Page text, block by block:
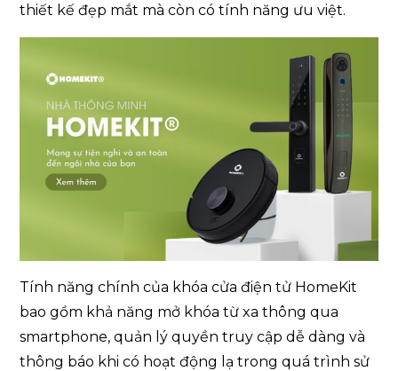
thiết kế đẹp mắt mà còn có tính năng ưu việt.
Tính năng chính của khóa cửa điện tử HomeKit
bao gồm khả năng mở khóa từ xa thông qua
smartphone, quản lý quyền truy cập dễ dàng và
thông báo khi có hoạt động lạ trong quá trình sử